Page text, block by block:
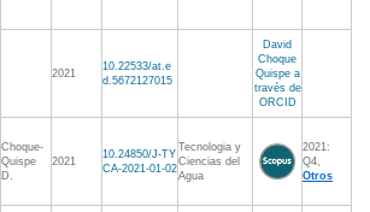
2021
10.22533/at.e
d.5672127015
David
Choque
Quispe a
través de
ORCID
Choque-
Quispe
D.
2021
10.24850/J-TY
CA-2021-01-02
Tecnologia y
Ciencias del
Agua
2021:
Q4,
Otros